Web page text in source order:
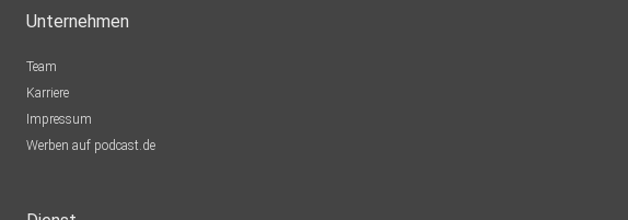
Unternehmen
Team
Karriere
Impressum
Werben auf podcast.de